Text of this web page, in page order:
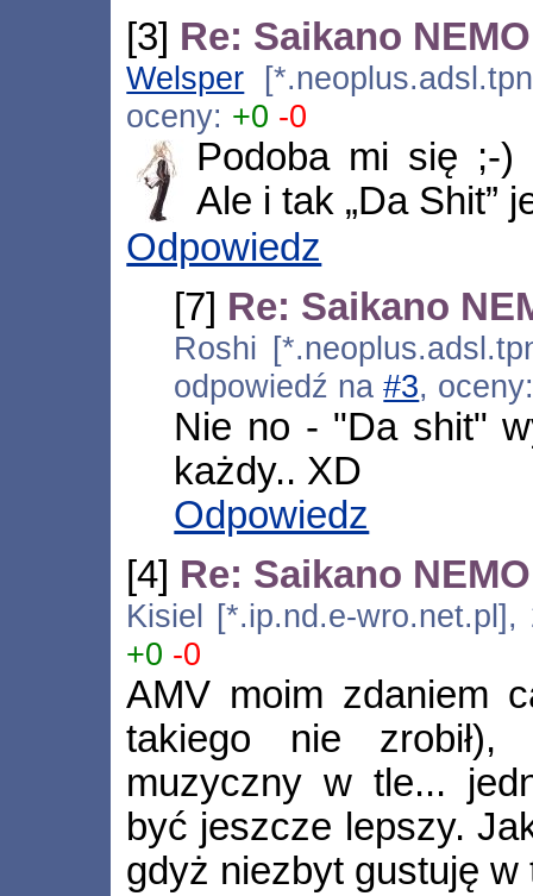
[3] Re: Saikano NEMO
Welsper
oceny: +0 -0
Podoba mi się ;-)
Ale i tak „Da Shit”
Odpowiedz
[7] Re: Saikano
Roshi
odpowiedź na#3,
Nie no - "Da shit"
każdy.. XD
Odpowiedz
[4] Re: Saikano NEMO
Kisiel [*.ip.nd.e-
+0 -0
AMV moim zdaniem
takiego nie
muzyczny w tle...
być jeszcze lepszy.
gdyż niezbyt gustuję